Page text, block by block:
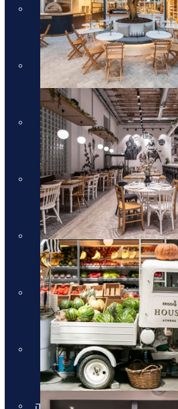
מלונות יוקרה באתונה
מלונות יוקרה באתונה
מלונות יוקרה בקפריסין
מלונות יוקרה בקפריסין
מלונות יוקרה בקוסטה נברינו
מלונות יוקרה בקוסטה נברינו
מלונות יוקרה במיקונוס
מלונות יוקרה במיקונוס
מלונות יוקרה בסנטוריני
מלונות יוקרה בסנטוריני
מלונות יוקרה בחלקידיקי
מלונות יוקרה בחלקידיקי
מלונות יוקרה ברודוס
מלונות יוקרה ברודוס
מלונות יוקרה בריביירה של אתונה